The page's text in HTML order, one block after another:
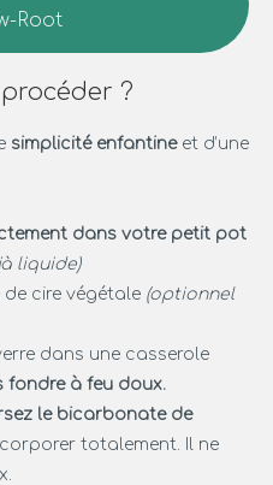
Root
?
simplicité enfantineet d’une
dans votre petit pot
liquide)
cire végétale (optionnel
dans une casserole
fondre à feu doux.
le bicarbonate de
totalement. Il ne